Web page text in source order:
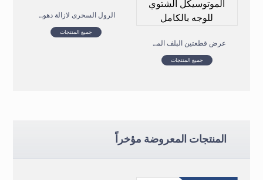
عرض قطعتين البلف المضئ المتطور ماسك الموتوسيكل الشتوي للوجه بالكامل
جميع المنتجات
الرول السحرى لازالة دهون الوجه
جميع المنتجات
المنتجات المعروضة مؤخراً